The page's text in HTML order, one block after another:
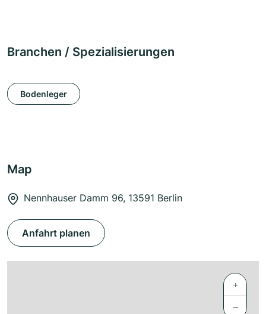
Branchen / Spezialisierungen
Bodenleger
Map
Nennhauser Damm 96, 13591 Berlin
Anfahrt planen
+
−